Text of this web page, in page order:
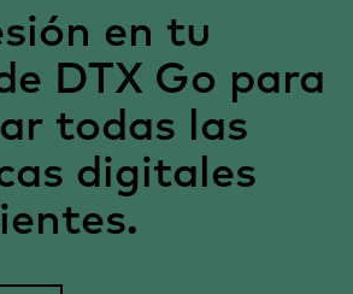
en tu
DTX Go para
todas las
digitales